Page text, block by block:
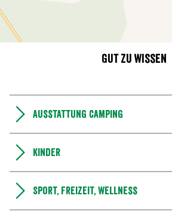
Gut zu wissen
Ausstattung Camping
Kinder
Sport, Freizeit, Wellness